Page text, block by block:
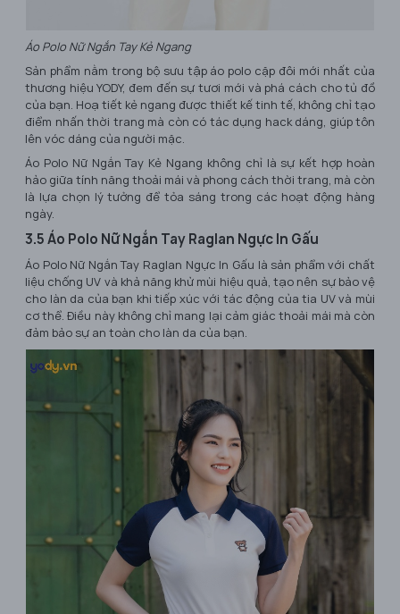
Áo Polo Nữ Ngắn Tay Kẻ Ngang
Sản phẩm nằm trong bộ sưu tập áo polo cặp đôi mới nhất của
thương hiệu YODY, đem đến sự tươi mới và phá cách cho tủ đồ
của bạn. Hoạ tiết kẻ ngang được thiết kế tinh tế, không chỉ tạo
điểm nhấn thời trang mà còn có tác dụng hack dáng, giúp tôn
lên vóc dáng của người mặc.
Áo Polo Nữ Ngắn Tay Kẻ Ngang không chỉ là sự kết hợp hoàn
hảo giữa tính năng thoải mái và phong cách thời trang, mà còn
là lựa chọn lý tưởng để tỏa sáng trong các hoạt động hàng
ngày.
3.5 Áo Polo Nữ Ngắn Tay Raglan Ngực In Gấu
Áo Polo Nữ Ngắn Tay Raglan Ngực In Gấu là sản phẩm với chất
liệu chống UV và khả năng khử mùi hiệu quả, tạo nên sự bảo vệ
cho làn da của bạn khi tiếp xúc với tác động của tia UV và mùi
cơ thể. Điều này không chỉ mang lại cảm giác thoải mái mà còn
đảm bảo sự an toàn cho làn da của bạn.